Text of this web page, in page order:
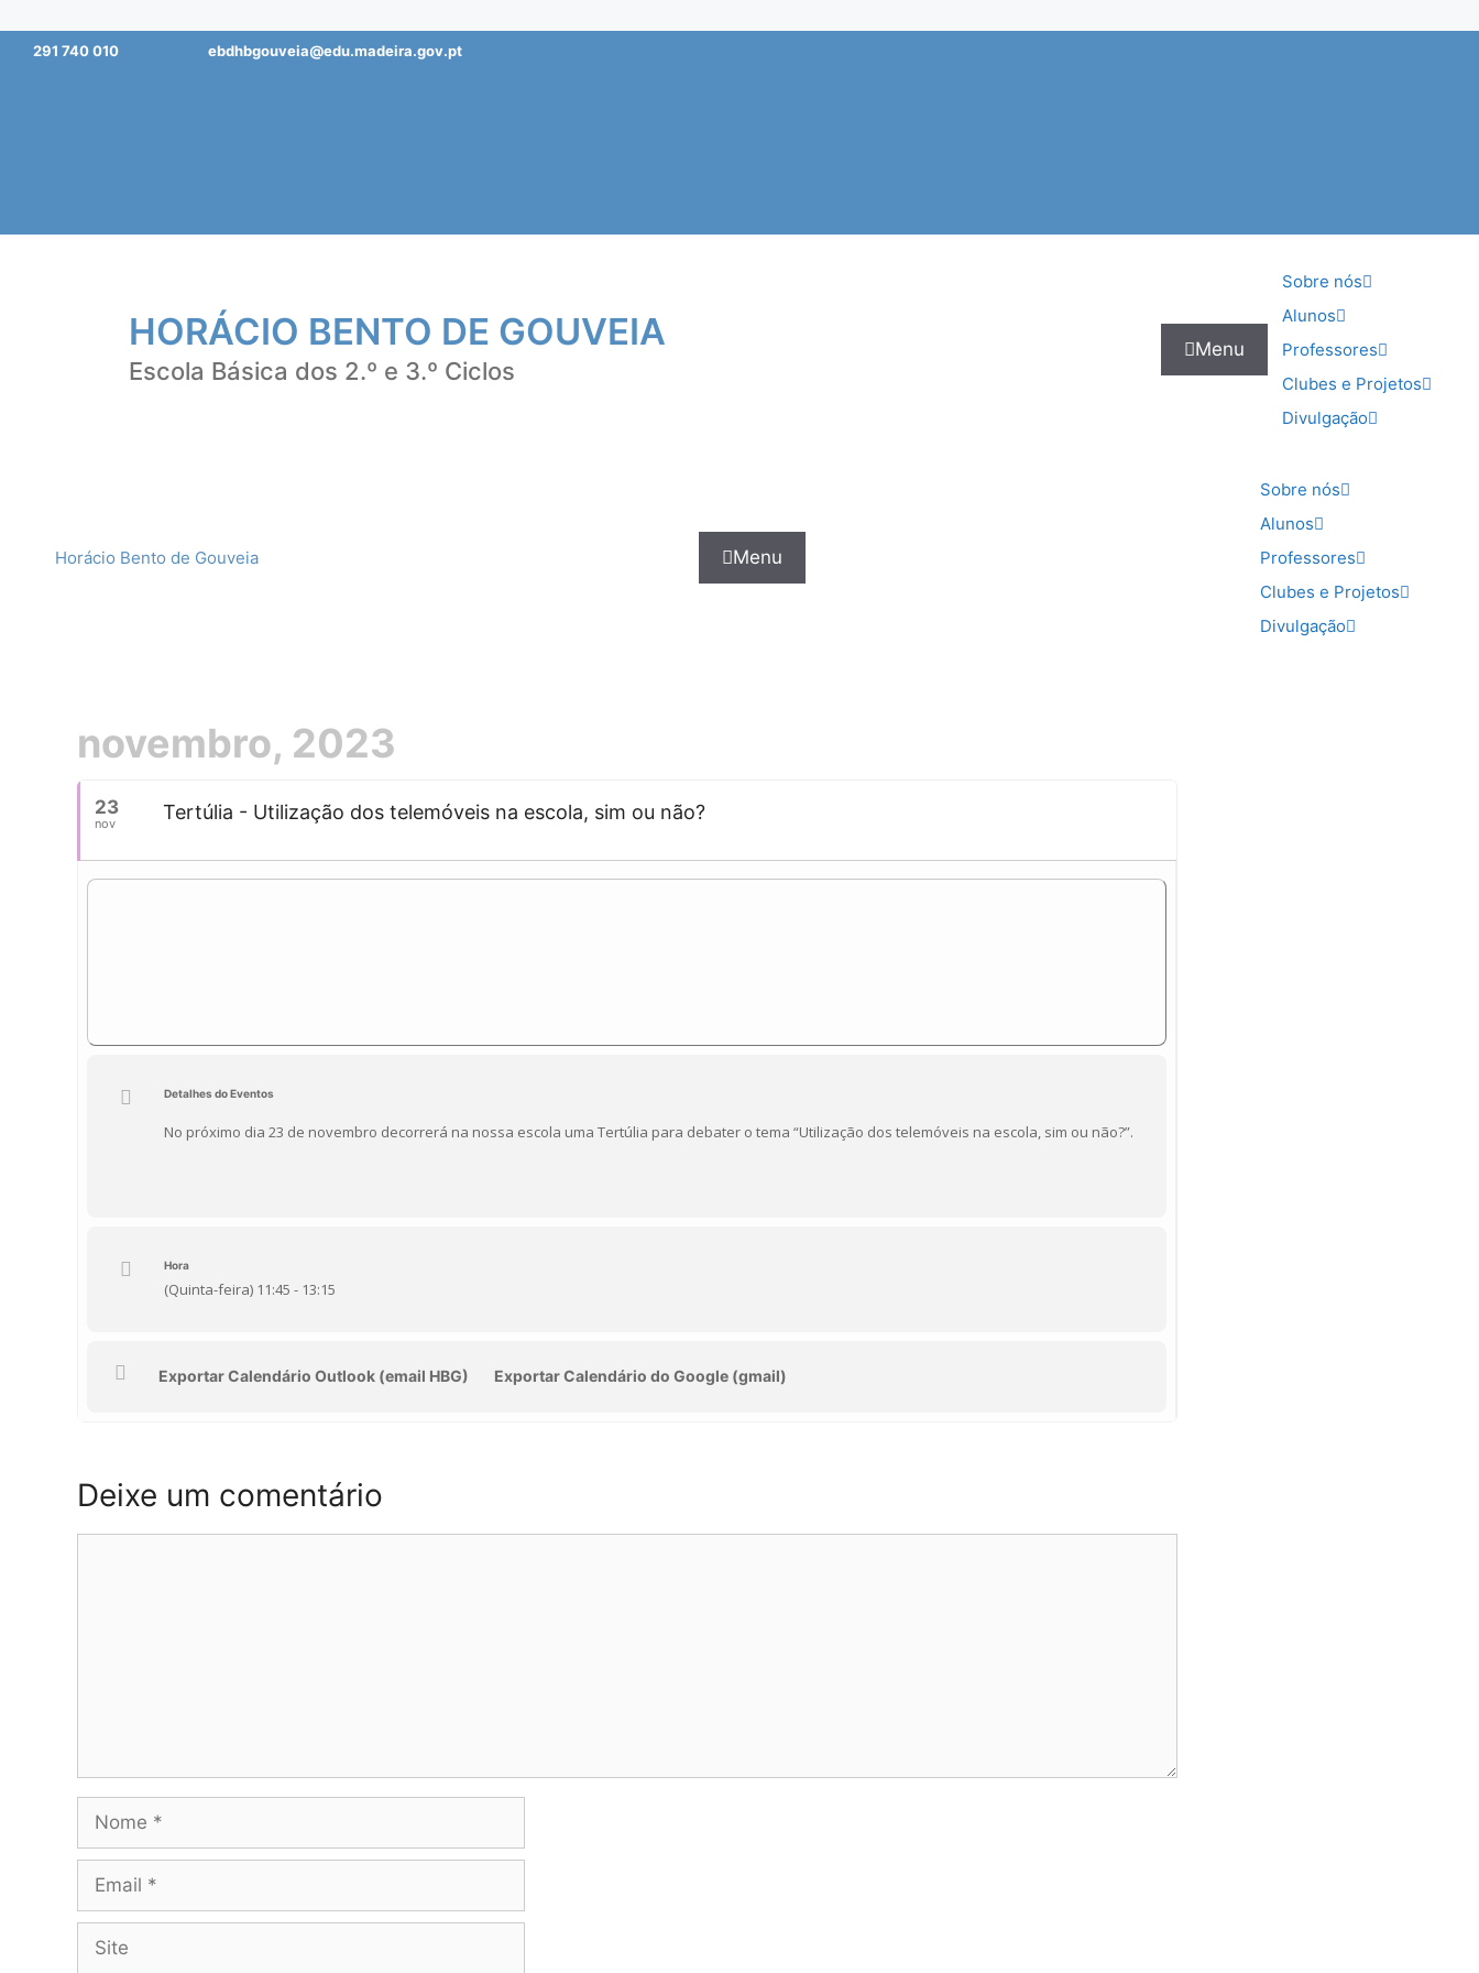
Saltar291 740 010 ebdhbgouveia@edu.madeira.gov.pt
HORÁCIO BENTO DE GOUVEIA
Escola Básica dos 2.º e 3.º Ciclos
Menu
Sobre nós
Alunos
Professores
Clubes e Projetos
Divulgação
Horácio Bento de Gouveia Menu
Sobre nós
Alunos
Professores
Clubes e Projetos
Divulgação
novembro, 2023
23
nov Tertúlia - Utilização dos telemóveis na escola, sim ou não?
Detalhes do Eventos
No próximo dia 23 de novembro decorrerá na nossa escola uma Tertúlia para debater o tema “Utilização dos telemóveis na escola, sim ou não?”.
Hora
(Quinta-feira) 11:45 - 13:15
Exportar Calendário Outlook (email HBG) Exportar Calendário do Google (gmail)
Deixe um comentário
Nome
Email
Site